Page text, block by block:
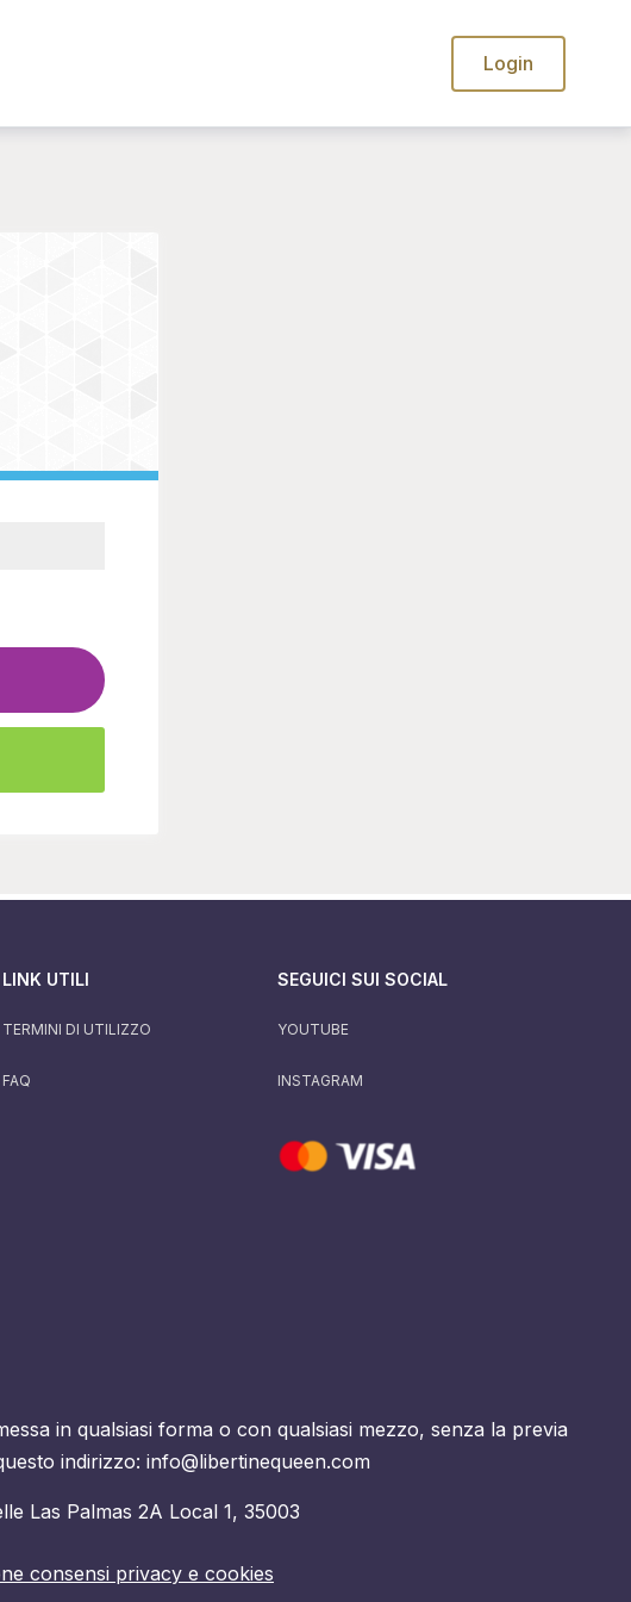
Login
LINK UTILI
TERMINI DI UTILIZZO
FAQ
SEGUICI SUI SOCIAL
YOUTUBE
INSTAGRAM
in qualsiasi forma o con qualsiasi mezzo, senza la previa
indirizzo: info@libertinequeen.com
Las Palmas 2A Local 1, 35003
consensi privacy e cookies